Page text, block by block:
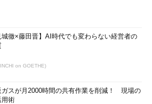
城徹×藤田晋】AI時代でも変わらない経営者の
on GOETHE)
ガスが月2000時間の共有作業を削減！ 現場の
術